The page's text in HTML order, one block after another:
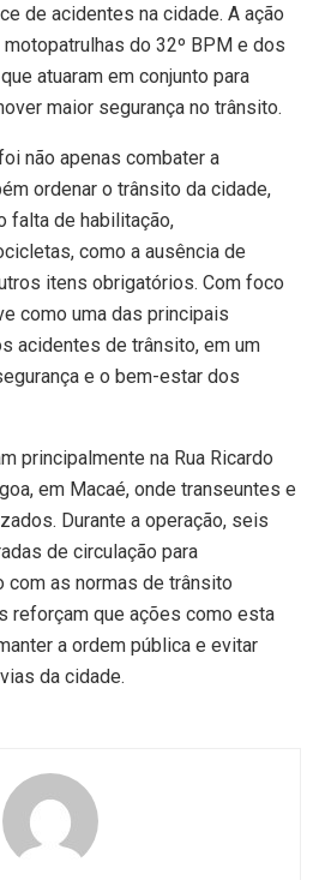
de acidentes na cidade. A ação
do 32º BPM e dos
atuaram em conjunto para
maior segurança no trânsito.
não apenas combater a
ordenar o trânsito da cidade,
falta de habilitação,
como a ausência de
itens obrigatórios. Com foco
como uma das principais
acidentes de trânsito, em um
e o bem-estar dos
principalmente na Rua Ricardo
em Macaé, onde transeuntes e
Durante a operação, seis
de circulação para
com as normas de trânsito
reforçam que ações como esta
a ordem pública e evitar
da cidade.